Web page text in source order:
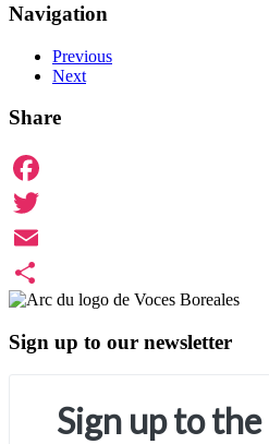
Navigation
Previous
Next
Share
Facebook
Twitter
Email
Share
Sign up to our newsletter
Sign up to